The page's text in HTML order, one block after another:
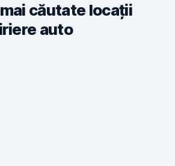
căutate locații
auto